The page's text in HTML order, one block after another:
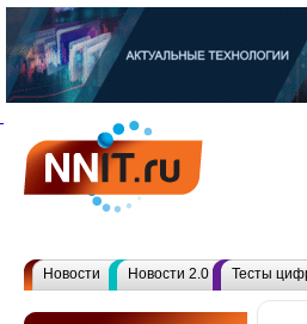
Новости Новости 2.0 Тесты